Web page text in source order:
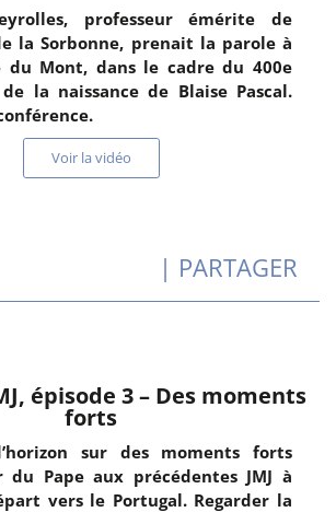
professeur émérite de
la Sorbonne, prenait la parole à
du Mont, dans le cadre du 400e
la naissance de Blaise Pascal.
Voir la vidéo
| PARTAGER
épisode 3 – Des moments
forts
sur des moments forts
du Pape aux précédentes JMJ à
vers le Portugal. Regarder la